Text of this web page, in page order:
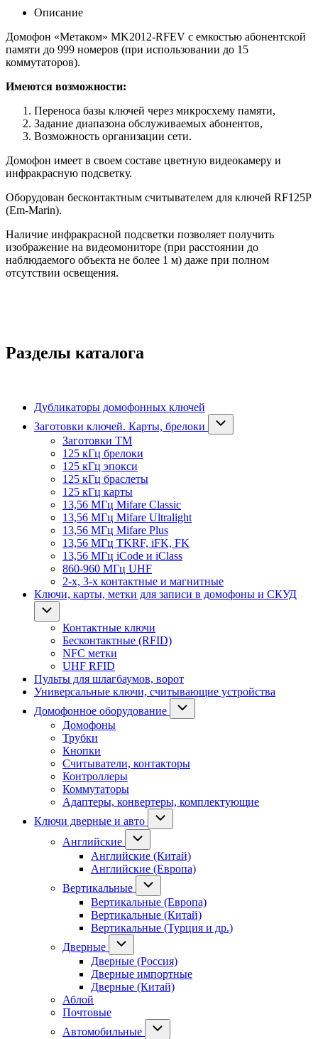
Описание
Домофон «Метаком» MK2012-RFEV с емкостью абонентской
памяти до 999 номеров (при использовании до 15
коммутаторов).
Имеются возможности:
Переноса базы ключей через микросхему памяти,
Задание диапазона обслуживаемых абонентов,
Возможность организации сети.
Домофон имеет в своем составе цветную видеокамеру и
инфракрасную подсветку.
Оборудован бесконтактным считывателем для ключей RF125P
(Em-Marin).
Наличие инфракрасной подсветки позволяет получить
изображение на видеомониторе (при расстоянии до
наблюдаемого объекта не более 1 м) даже при полном
отсутствии освещения.
Разделы каталога
Дубликаторы домофонных ключей
Заготовки ключей. Карты, брелоки
Заготовки ТМ
125 кГц брелоки
125 кГц эпокси
125 кГц браслеты
125 кГц карты
13,56 МГц Mifare Classic
13,56 МГц Mifare Ultralight
13,56 МГц Mifare Plus
13,56 МГц TKRF, iFK, FK
13,56 МГц iCode и iClass
860-960 МГц UHF
2-х, 3-х контактные и магнитные
Ключи, карты, метки для записи в домофоны и СКУД
Контактные ключи
Бесконтактные (RFID)
NFC метки
UHF RFID
Пульты для шлагбаумов, ворот
Универсальные ключи, считывающие устройства
Домофонное оборудование
Домофоны
Трубки
Кнопки
Считыватели, контакторы
Контроллеры
Коммутаторы
Адаптеры, конвертеры, комплектующие
Ключи дверные и авто
Английские
Английские (Китай)
Английские (Европа)
Вертикальные
Вертикальные (Европа)
Вертикальные (Китай)
Вертикальные (Турция и др.)
Дверные
Дверные (Россия)
Дверные импортные
Дверные (Китай)
Аблой
Почтовые
Автомобильные